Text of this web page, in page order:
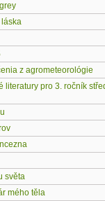
z agrometeorológie
literatury pro 3. ročník
světa
mého těla